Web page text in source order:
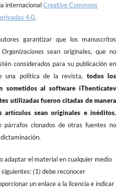
internacionalCreative Commons
4.0.
garantizar que los manuscritos
sean originales, que no
considerados para su publicación en
una política de la revista, todos los
sometidos al software iThenticatev
utilizadas fueron citadas de manera
artículos sean originales e inéditos,
párrafos clonados de otras fuentes no
adaptar el material en cualquier medio
(1) debe reconocer
un enlace a la licencia e indicar